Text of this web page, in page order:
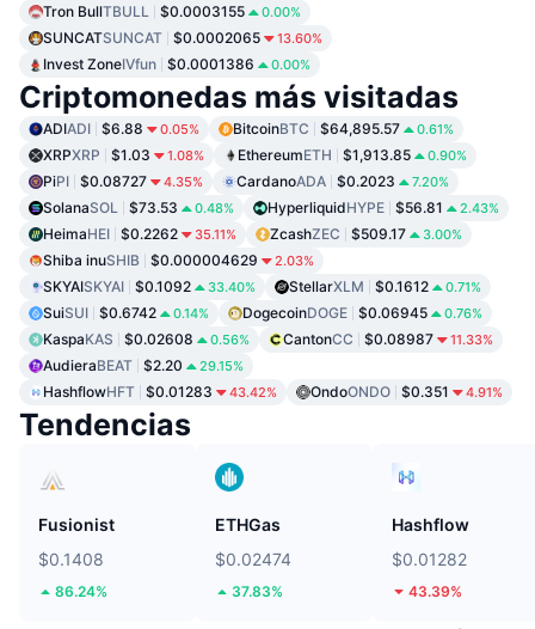
Tron BullTBULL $0.0003155 0.00%
SUNCATSUNCAT $0.0002065 13.60%
Invest ZoneIVfun $0.0001386 0.00%
Criptomonedas más visitadas
ADIADI $6.88 0.05% BitcoinBTC $64,895.57 0.61%
XRPXRP $1.03 1.08% EthereumETH $1,913.85 0.90%
PiPI $0.08727 4.35% CardanoADA $0.2023 7.20%
SolanaSOL $73.53 0.48% HyperliquidHYPE $56.81 2.43%
HeimaHEI $0.2262 35.11% ZcashZEC $509.17 3.00%
Shiba inuSHIB $0.000004629 2.03%
SKYAISKYAI $0.1092 33.40% StellarXLM $0.1612 0.71%
SuiSUI $0.6742 0.14% DogecoinDOGE $0.06945 0.76%
KaspaKAS $0.02608 0.56% CantonCC $0.08987 11.33%
AudieraBEAT $2.20 29.15%
HashflowHFT $0.01283 43.42% OndoONDO $0.351 4.91%
Tendencias
Fusionist
$0.1408
86.24%
ETHGas
$0.02474
37.83%
Hashflow
$0.01282
43.39%